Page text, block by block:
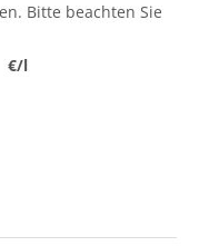
Bitte beachten Sie
€/l